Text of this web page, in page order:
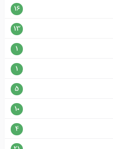
16
13
1
1
5
10
4